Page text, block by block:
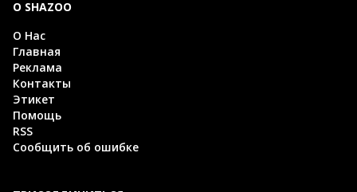
О SHAZOO
О Нас
Главная
Реклама
Контакты
Этикет
Помощь
RSS
Сообщить об ошибке